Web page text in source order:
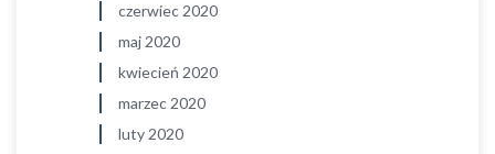
czerwiec 2020
maj 2020
kwiecień 2020
marzec 2020
luty 2020